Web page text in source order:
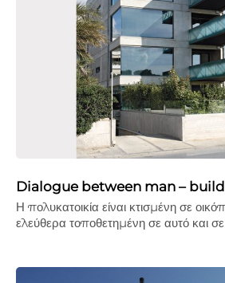
Dialogue between man –
Η πολυκατοικία είναι κτισμένη σε
ελεύθερα τοποθετημένη σε αυτό και